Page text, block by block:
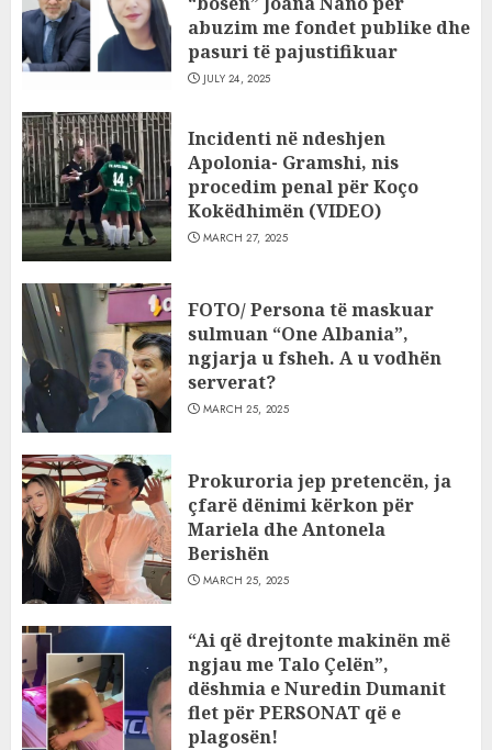
abuzim me fondet publike dhe
pasuri të pajustifikuar
JULY 24, 2025
Incidenti në ndeshjen
Apolonia- Gramshi, nis
procedim penal për Koço
Kokëdhimën (VIDEO)
MARCH 27, 2025
FOTO/ Persona të maskuar
sulmuan “One Albania”,
ngjarja u fsheh. A u vodhën
serverat?
MARCH 25, 2025
Prokuroria jep pretencën, ja
çfarë dënimi kërkon për
Mariela dhe Antonela
Berishën
MARCH 25, 2025
“Ai që drejtonte makinën më
ngjau me Talo Çelën”,
dëshmia e Nuredin Dumanit
flet për PERSONAT që e
plagosën!